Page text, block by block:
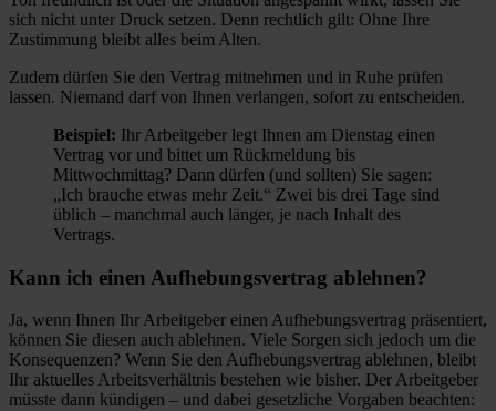
sich nicht unter Druck setzen. Denn rechtlich gilt: Ohne Ihre
Zustimmung bleibt alles beim Alten.
Zudem dürfen Sie den Vertrag mitnehmen und in Ruhe prüfen
lassen. Niemand darf von Ihnen verlangen, sofort zu entscheiden.
Beispiel: Ihr Arbeitgeber legt Ihnen am Dienstag einen
Vertrag vor und bittet um Rückmeldung bis
Mittwochmittag? Dann dürfen (und sollten) Sie sagen:
„Ich brauche etwas mehr Zeit.“ Zwei bis drei Tage sind
üblich – manchmal auch länger, je nach Inhalt des
Vertrags.
Kann ich einen Aufhebungsvertrag ablehnen?
Ja, wenn Ihnen Ihr Arbeitgeber einen Aufhebungsvertrag präsentiert,
können Sie diesen auch ablehnen. Viele Sorgen sich jedoch um die
Konsequenzen? Wenn Sie den Aufhebungsvertrag ablehnen, bleibt
Ihr aktuelles Arbeitsverhältnis bestehen wie bisher. Der Arbeitgeber
müsste dann kündigen – und dabei gesetzliche Vorgaben beachten: